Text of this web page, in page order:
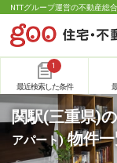
NTTグループ運営の不動産総
1
最近検索した条件
関駅(三重県)
アパート)物件